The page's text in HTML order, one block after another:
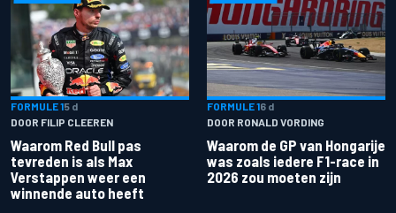
FORMULE 15 d
DOOR FILIP CLEEREN
Waarom Red Bull pas
tevreden is als Max
Verstappen weer een
winnende auto heeft
FORMULE 16 d
DOOR RONALD VORDING
Waarom de GP van Hongarije
was zoals iedere F1-race in
2026 zou moeten zijn